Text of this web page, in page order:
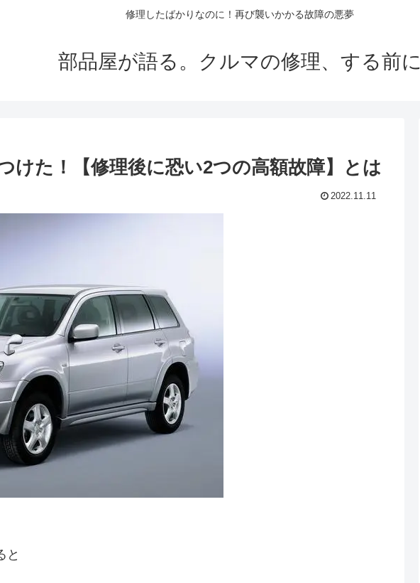
修理したばかりなのに！再び襲いかかる故障の悪夢
部品屋が語る。クルマの修理、する前に
けた！【修理後に恐い2つの高額故障】とは
2022.11.11
と